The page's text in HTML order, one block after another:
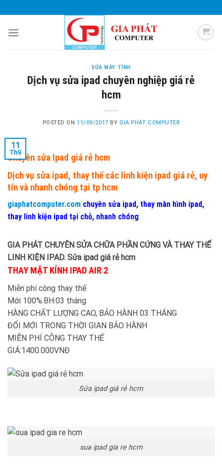
to
content
SỬA MÁY TÍNH
Dịch vụ sửa ipad chuyên nghiệp giá rẻ
hcm
POSTED ON11/09/2017 BY GIA PHÁT COMPUTER
11
Th9
Chuyên sửa Ipad giá rẻ hcm
Dịch vụ sửa ipad, thay thế các linh kiện ipad giá rẻ, uy
tín và nhanh chóng tại tp hcm
giaphatcomputer.com chuyên sửa ipad, thay màn hình ipad,
thay linh kiện ipad tại chỗ, nhanh chóng
GIA PHÁT CHUYÊN SỬA CHỮA PHẦN CỨNG VÀ THAY THẾ
LINH KIỆN IPAD. Sửa ipad giá rẻ hcm
THAY MẶT KÍNH IPAD AIR 2
Miễn phí công thay thế
Mới 100%.BH:03 tháng
HÀNG CHẤT LƯỢNG CAO, BẢO HÀNH 03 THÁNG
ĐỔI MỚI TRONG THỜI GIAN BẢO HÀNH
MIỄN PHÍ CÔNG THAY THẾ
GIÁ:1400.000VNĐ
Sửa ipad giá rẻ hcm
sua ipad gia re hcm